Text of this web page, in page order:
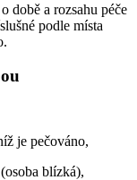
době a rozsahu péče
podle místa
je pečováno,
blízká),